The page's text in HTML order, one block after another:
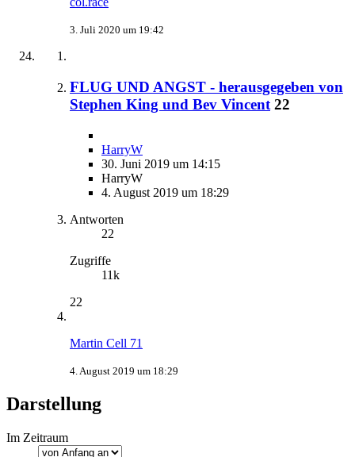
3. Juli 2020 um 19:42
FLUG UND ANGST - herausgegeben von
Stephen King und Bev Vincent 22
HarryW
30. Juni 2019 um 14:15
HarryW
4. August 2019 um 18:29
Antworten
22
Zugriffe
11k
22
Martin Cell 71
4. August 2019 um 18:29
Darstellung
Im Zeitraum